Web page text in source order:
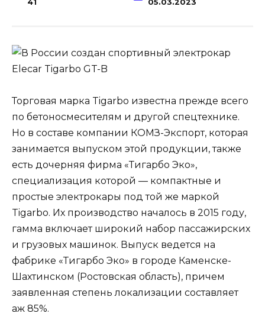
41 05.03.2023
Торговая марка Tigarbo известна прежде всего
по бетоносмесителям и другой спецтехнике.
Но в составе компании КОМЗ-Экспорт, которая
занимается выпуском этой продукции, также
есть дочерняя фирма «Тигарбо Эко»,
специализация которой — компактные и
простые электрокары под той же маркой
Tigarbo. Их производство началось в 2015 году,
гамма включает широкий набор пассажирских
и грузовых машинок. Выпуск ведется на
фабрике «Тигарбо Эко» в городе Каменске-
Шахтинском (Ростовская область), причем
заявленная степень локализации составляет
аж 85%.